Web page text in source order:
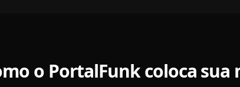
o PortalFunk coloca sua